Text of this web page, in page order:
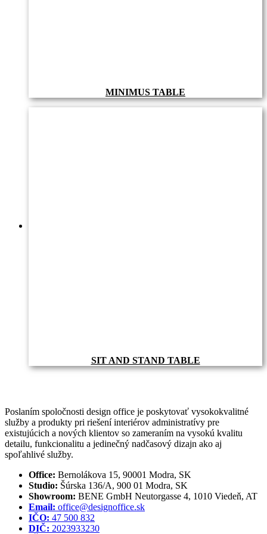
MINIMUS TABLE
SIT AND STAND TABLE
Poslaním spoločnosti design office je poskytovať vysokokvalitné
služby a produkty pri riešení interiérov administratívy pre
existujúcich a nových klientov so zameraním na vysokú kvalitu
detailu, funkcionalitu a jedinečný nadčasový dizajn ako aj
spoľahlivé služby.
Office: Bernolákova 15, 90001 Modra, SK
Studio: Šúrska 136/A, 900 01 Modra, SK
Showroom: BENE GmbH Neutorgasse 4, 1010 Viedeň, AT
Email: office@designoffice.sk
IČO: 47 500 832
DIČ: 2023933230